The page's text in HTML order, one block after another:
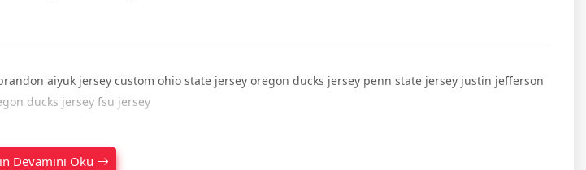
aiyuk jersey custom ohio state jersey oregon ducks jersey penn state jersey justin jefferson
ducks jersey fsu jersey
Devamını Oku